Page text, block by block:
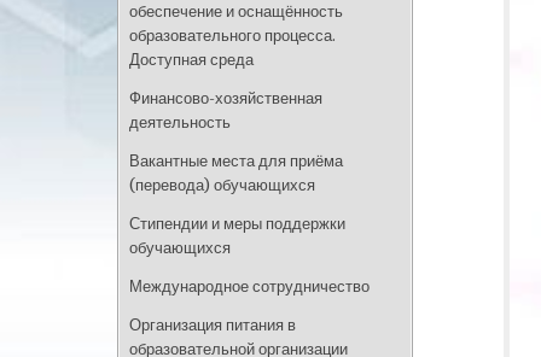
обеспечение и оснащённость
образовательного процесса.
Доступная среда
Финансово-хозяйственная
деятельность
Вакантные места для приёма
(перевода) обучающихся
Стипендии и меры поддержки
обучающихся
Международное сотрудничество
Организация питания в
образовательной организации